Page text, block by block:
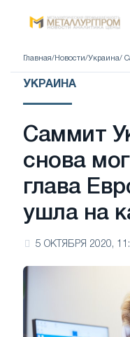
Главная/ Новости/Украина/
УКРАИНА
Саммит
снова
глава
ушла на
5 ОКТЯБРЯ 2020,